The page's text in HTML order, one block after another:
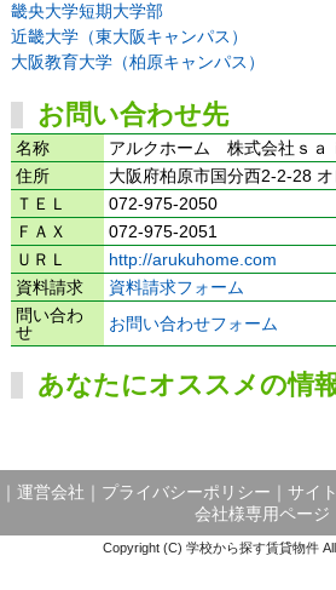
畿央大学短期大学部
近畿大学（東大阪キャンパス）
大阪教育大学（柏原キャンパス）
お問い合わせ先
名称
アルクホーム 株式会社ｓａ
住所
大阪府柏原市国分西2-2-28
ＴＥＬ
072-975-2050
ＦＡＸ
072-975-2051
ＵＲＬ
http://arukuhome.com
資料請求
資料請求フォーム
問い合わ
せ
お問い合わせフォーム
あなたにオススメの情
運営会社 プライバシーポリシー サイ
会社様専用ページ
Copyright (C) 学校から探す賃貸物件